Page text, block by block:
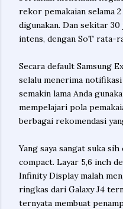
rekor pemakaian selama
digunakan. Dan sekitar
intens, dengan SoT rata-
Secara default Samsung
selalu menerima
semakin lama Anda
mempelajari pola
berbagai rekomendasi
Yang saya sangat suka
compact. Layar 5,6 inch
Infinity Display malah
ringkas dari Galaxy J4
ternyata membuat